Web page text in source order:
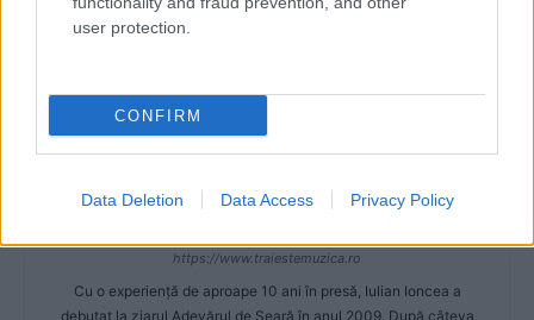
user protection.
CONFIRM
Data Deletion Data Access Privacy Policy
https://www.traiestemuzica.ro
Cu o experiență de aproape 10 ani în presă, Iulian Ioncea a
debutat la ziarul Adevărul de Seară în anul 2009. După câteva